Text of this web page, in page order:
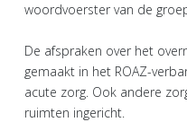
woordvoerster van de
De afspraken over het
gemaakt in het ROAZ-
acute zorg. Ook andere
ruimten ingericht.